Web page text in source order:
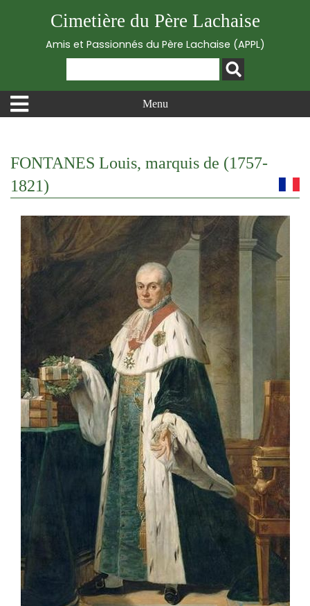
Cimetière du Père Lachaise
Amis et Passionnés du Père Lachaise (APPL)
Menu
FONTANES Louis, marquis de (1757-
1821)